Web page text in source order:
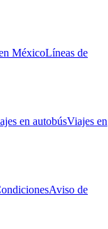
MéxicoLíneas de
en autobúsViajes en
Aviso de